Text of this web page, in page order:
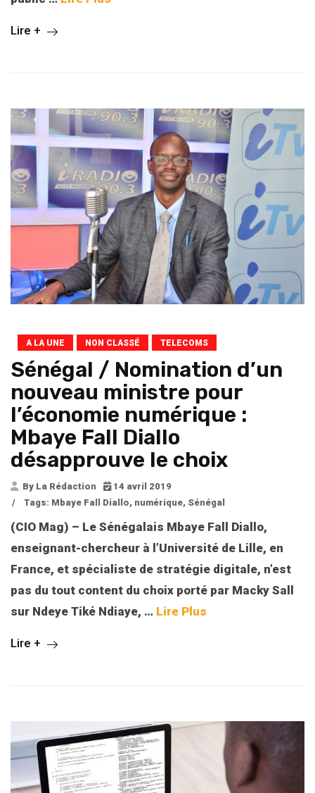
Lire +
A LA UNE NON CLASSÉ TELECOMS
Sénégal / Nomination d’un
nouveau ministre pour
l’économie numérique :
Mbaye Fall Diallo
désapprouve le choix
By La Rédaction
14 avril 2019
/
Tags: Mbaye Fall Diallo, numérique, Sénégal
(CIO Mag) – Le Sénégalais Mbaye Fall Diallo,
enseignant-chercheur à l’Université de Lille, en
France, et spécialiste de stratégie digitale, n’est
pas du tout content du choix porté par Macky Sall
sur Ndeye Tiké Ndiaye, … Lire Plus
Lire +